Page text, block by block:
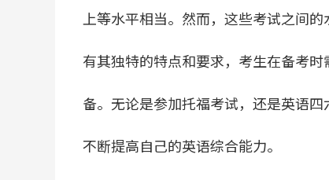
上等水平相当。然而，这些考试之间
有其独特的特点和要求，考生在备考
备。无论是参加托福考试，还是英语
不断提高自己的英语综合能力。